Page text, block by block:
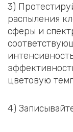
3)
распыления
сферы и
цветовую
4)